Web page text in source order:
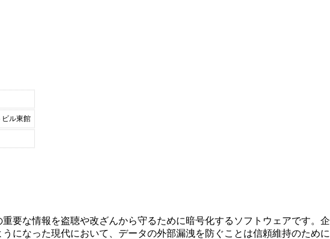
ビル東館
要な情報を盗聴や改ざんから守るために暗号化するソフトウェアです。企
になった現代において、データの外部漏洩を防ぐことは信頼維持のために